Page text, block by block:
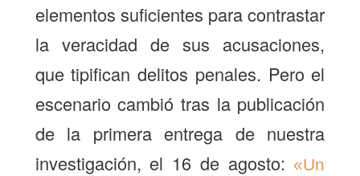
elementos suficientes para contrastar
la veracidad de sus acusaciones,
que tipifican delitos penales. Pero el
escenario cambió tras la publicación
de la primera entrega de nuestra
investigación, el 16 de agosto: «Un